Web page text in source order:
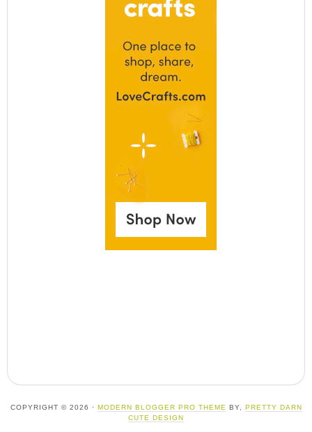
COPYRIGHT © 2026 · MODERN BLOGGER PRO THEME BY,
PRETTY DARN
CUTE DESIGN